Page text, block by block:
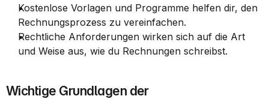
Kostenlose Vorlagen und Programme helfen dir, den
Rechnungsprozess zu vereinfachen.
Rechtliche Anforderungen wirken sich auf die Art
und Weise aus, wie du Rechnungen schreibst.
Wichtige Grundlagen der